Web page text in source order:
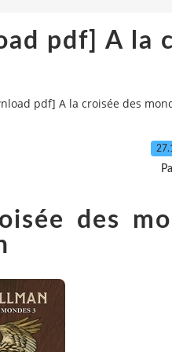
pdf] A la
pdf] A la croisée des
des